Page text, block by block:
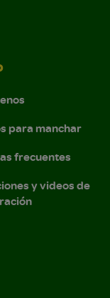
para manchar
frecuentes
y videos de